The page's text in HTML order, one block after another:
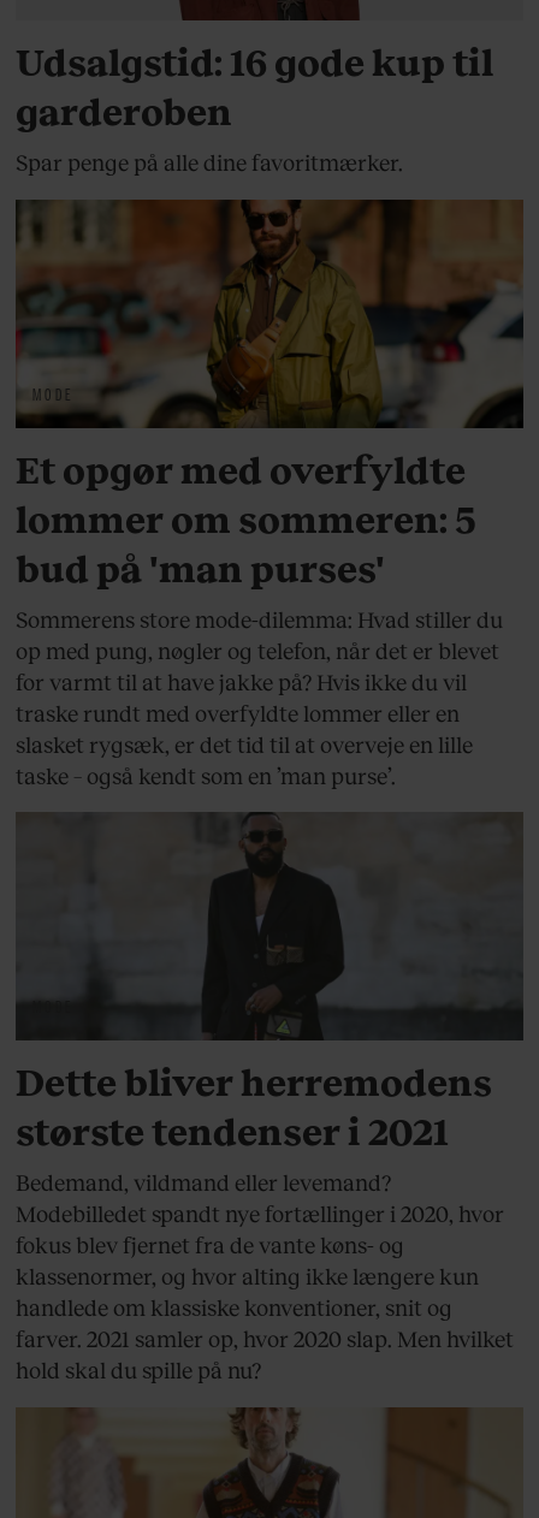
Udsalgstid: 16 gode kup til
garderoben
Spar penge på alle dine favoritmærker.
MODE
Et opgør med overfyldte
lommer om sommeren: 5
bud på 'man purses'
Sommerens store mode-dilemma: Hvad stiller du
op med pung, nøgler og telefon, når det er blevet
for varmt til at have jakke på? Hvis ikke du vil
traske rundt med overfyldte lommer eller en
slasket rygsæk, er det tid til at overveje en lille
taske – også kendt som en ’man purse’.
MODE
Dette bliver herremodens
største tendenser i 2021
Bedemand, vildmand eller levemand?
Modebilledet spandt nye fortællinger i 2020, hvor
fokus blev fjernet fra de vante køns- og
klassenormer, og hvor alting ikke længere kun
handlede om klassiske konventioner, snit og
farver. 2021 samler op, hvor 2020 slap. Men hvilket
hold skal du spille på nu?